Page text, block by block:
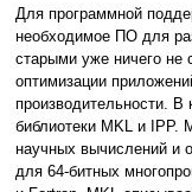
Для программной
необходимое ПО для
старыми уже ничего не
оптимизации
производительности. В
библиотеки MKL и IPP.
научных вычислений и
для 64-битных